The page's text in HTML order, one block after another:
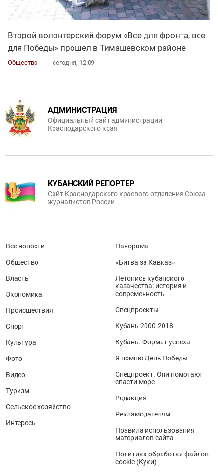
Второй волонтерский форум «Все для фронта, все
для Победы» прошел в Тимашевском районе
Общество сегодня, 12:09
АДМИНИСТРАЦИЯ
Официальный сайт администрации
Краснодарского края
КУБАНСКИЙ РЕПОРТЕР
Сайт Краснодарского краевого отделения Союза
журналистов России
Все новости
Общество
Власть
Экономика
Происшествия
Спорт
Культура
Фото
Видео
Туризм
Сельское хозяйство
Интересы
Панорама
«Битва за Кавказ»
Летопись кубанского
казачества: история и
современность
Спецпроекты
Кубань 2000-2018
Кубань. Формат успеха
Я помню День Победы
Спецпроект. Они помогают
спасти море
Редакция
Рекламодателям
Правила использования
материалов сайта
Политика обработки файлов
cookie (Куки)